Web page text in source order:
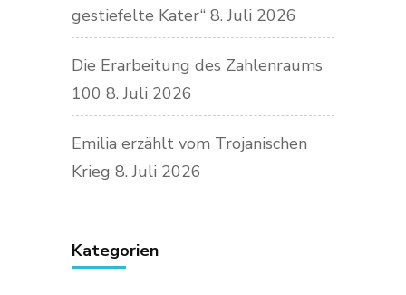
gestiefelte Kater“ 8. Juli 2026
Die Erarbeitung des Zahlenraums
100 8. Juli 2026
Emilia erzählt vom Trojanischen
Krieg 8. Juli 2026
Kategorien